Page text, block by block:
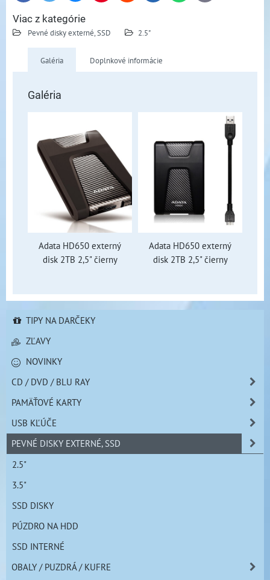
Viac z kategórie
Pevné disky externé, SSD 2.5"
Galéria Doplnkové informácie
Galéria
Adata HD650 externý
disk 2TB 2,5" čierny
Adata HD650 externý
disk 2TB 2,5" čierny
TIPY NA DARČEKY
ZĽAVY
NOVINKY
CD / DVD / BLU RAY
PAMÄŤOVÉ KARTY
USB KĽÚČE
PEVNÉ DISKY EXTERNÉ, SSD
2.5"
3.5"
SSD DISKY
PÚZDRO NA HDD
SSD INTERNÉ
OBALY / PUZDRÁ / KUFRE